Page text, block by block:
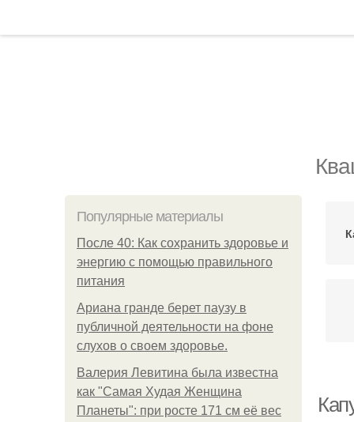
Популярные материалы
После 40: Как сохранить здоровье и
энергию с помощью правильного
питания
Ариана гранде берет паузу в
публичной деятельности на фоне
слухов о своем здоровье.
Валерия Левитина была известна
как "Самая Худая Женщина
Планеты": при росте 171 см её вес